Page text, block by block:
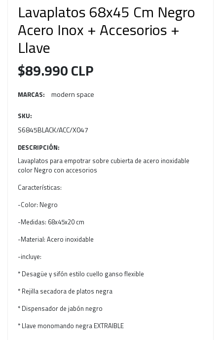
Lavaplatos 68x45 Cm Negro
Acero Inox + Accesorios +
Llave
$89.990 CLP
MARCAS: modern space
SKU:
S6845BLACK/ACC/X047
DESCRIPCIÓN:
Lavaplatos para empotrar sobre cubierta de acero inoxidable
color Negro con accesorios
Características:
-Color: Negro
-Medidas: 68x45x20 cm
-Material: Acero inoxidable
-incluye:
* Desagüe y sifón estilo cuello ganso flexible
* Rejilla secadora de platos negra
* Dispensador de jabón negro
* Llave monomando negra EXTRAIBLE